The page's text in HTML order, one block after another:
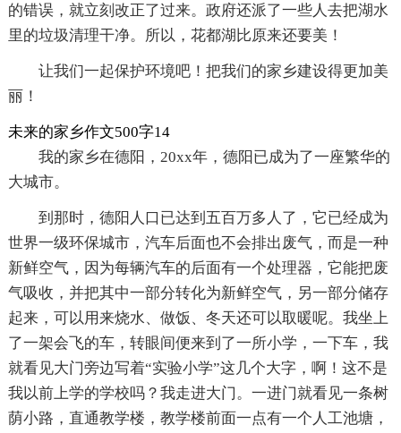
的错误，就立刻改正了过来。政府还派了一些人去把湖水
里的垃圾清理干净。所以，花都湖比原来还要美！
让我们一起保护环境吧！把我们的家乡建设得更加美
丽！
未来的家乡作文500字14
我的家乡在德阳，20xx年，德阳已成为了一座繁华的
大城市。
到那时，德阳人口已达到五百万多人了，它已经成为
世界一级环保城市，汽车后面也不会排出废气，而是一种
新鲜空气，因为每辆汽车的后面有一个处理器，它能把废
气吸收，并把其中一部分转化为新鲜空气，另一部分储存
起来，可以用来烧水、做饭、冬天还可以取暖呢。我坐上
了一架会飞的车，转眼间便来到了一所小学，一下车，我
就看见大门旁边写着“实验小学”这几个大字，啊！这不是
我以前上学的学校吗？我走进大门。一进门就看见一条树
荫小路，直通教学楼，教学楼前面一点有一个人工池塘，